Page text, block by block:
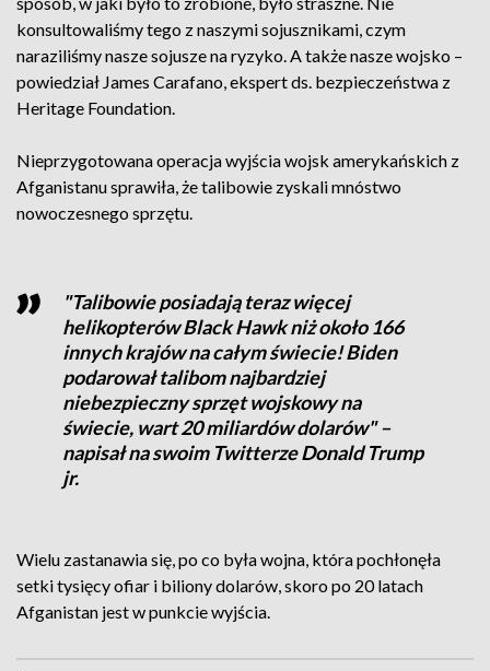
konsultowaliśmy tego z naszymi sojusznikami, czym
naraziliśmy nasze sojusze na ryzyko. A także nasze wojsko –
powiedział James Carafano, ekspert ds. bezpieczeństwa z
Heritage Foundation.
Nieprzygotowana operacja wyjścia wojsk amerykańskich z
Afganistanu sprawiła, że talibowie zyskali mnóstwo
nowoczesnego sprzętu.
"Talibowie posiadają teraz więcej
helikopterów Black Hawk niż około 166
innych krajów na całym świecie! Biden
podarował talibom najbardziej
niebezpieczny sprzęt wojskowy na
świecie, wart 20 miliardów dolarów" –
napisał na swoim Twitterze Donald Trump
jr.
Wielu zastanawia się, po co była wojna, która pochłonęła
setki tysięcy ofiar i biliony dolarów, skoro po 20 latach
Afganistan jest w punkcie wyjścia.